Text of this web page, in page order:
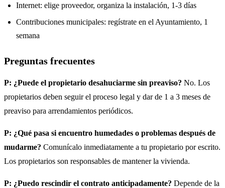
Internet: elige proveedor, organiza la instalación, 1-3 días
Contribuciones municipales: regístrate en el Ayuntamiento, 1
semana
Preguntas frecuentes
P: ¿Puede el propietario desahuciarme sin preaviso? No. Los
propietarios deben seguir el proceso legal y dar de 1 a 3 meses de
preaviso para arrendamientos periódicos.
P: ¿Qué pasa si encuentro humedades o problemas después de
mudarme? Comunícalo inmediatamente a tu propietario por escrito.
Los propietarios son responsables de mantener la vivienda.
P: ¿Puedo rescindir el contrato anticipadamente? Depende de la